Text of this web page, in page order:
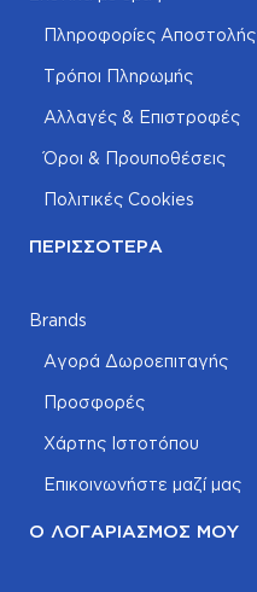
Πληροφορίες Αποστολής
Τρόποι Πληρωμής
Αλλαγές & Επιστροφές
Όροι & Προυποθέσεις
Πολιτικές Cookies
ΠΕΡΙΣΣΌΤΕΡΑ
Brands
Αγορά Δωροεπιταγής
Προσφορές
Χάρτης Ιστοτόπου
Επικοινωνήστε μαζί μας
Ο ΛΟΓΑΡΙΑΣΜΌΣ ΜΟΥ